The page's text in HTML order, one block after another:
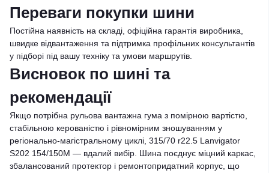
Переваги покупки шини
Постійна наявність на складі, офіційна гарантія виробника,
швидке відвантаження та підтримка профільних консультантів
у підборі під вашу техніку та умови маршрутів.
Висновок по шині та
рекомендації
Якщо потрібна рульова вантажна гума з помірною вартістю,
стабільною керованістю і рівномірним зношуванням у
регіонально-магістральному циклі, 315/70 r22.5 Lanvigator
S202 154/150M — вдалий вибір. Шина поєднує міцний каркас,
збалансований протектор і ремонтопридатний корпус, що